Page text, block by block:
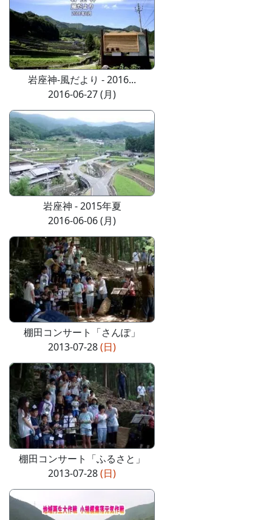
岩座神-風だより - 2016...
2016-06-27 (月)
岩座神 - 2015年夏
2016-06-06 (月)
棚田コンサート「さんぽ」
2013-07-28(日)
棚田コンサート「ふるさと」
2013-07-28(日)